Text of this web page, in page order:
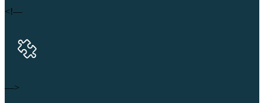
<!—
—>